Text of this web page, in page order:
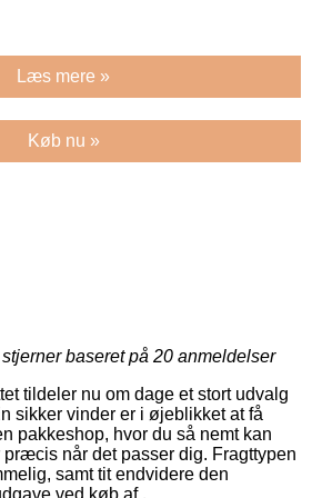
Læs mere »
Køb nu »
baseret på 20 anmeldelser
tildeler nu om dage et stort udvalg
sikker vinder er i øjeblikket at få
pakkeshop, hvor du så nemt kan
præcis når det passer dig. Fragttypen
samt tit endvidere den